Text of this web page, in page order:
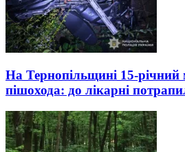
На Тернопільщині 15-річний
пішохода: до лікарні